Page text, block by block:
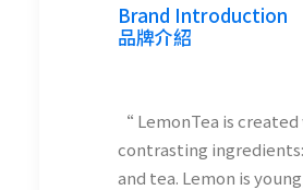
Brand Introduction
品牌介紹
“ LemonTea is
contrasting
and tea. Lemon is